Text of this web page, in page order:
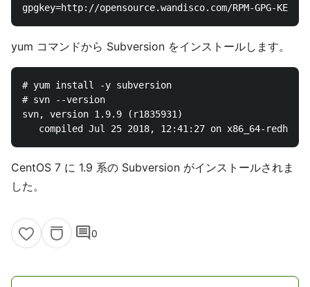
yum コマンドから Subversion をインストールします。
# yum install -y subversion
# svn --version
svn, version 1.9.9 (r1835931)
CentOS 7 に 1.9 系の Subversion がインストールされま
した。
comment0